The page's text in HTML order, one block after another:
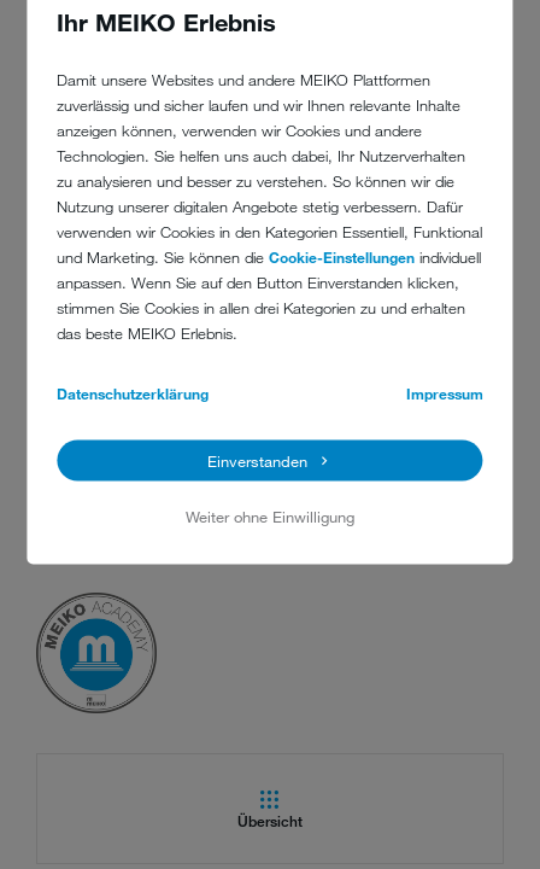
Ihr MEIKO Erlebnis
Damit unsere Websites und andere MEIKO Plattformen
zuverlässig und sicher laufen und wir Ihnen relevante Inhalte
anzeigen können, verwenden wir Cookies und andere
Technologien. Sie helfen uns auch dabei, Ihr Nutzerverhalten
zu analysieren und besser zu verstehen. So können wir die
Nutzung unserer digitalen Angebote stetig verbessern. Dafür
verwenden wir Cookies in den Kategorien Essentiell, Funktional
und Marketing. Sie können dieCookie-Einstellungen individuell
anpassen. Wenn Sie auf den Button Einverstanden klicken,
stimmen Sie Cookies in allen drei Kategorien zu und erhalten
das beste MEIKO Erlebnis.
Datenschutzerklärung Impressum
Einverstanden
Weiter ohne Einwilligung
TEILNAHME JEDERZEIT MÖGLICH
MEIKO-KONTO SCHON VORHANDEN?
Jetzt anmelden
MEIKO-KONTO REGISTRIEREN
Sie haben Fragen oder Bedarf an weiteren Schulungen?
kontaktieren oder schreiben Sie uns eine E-Mail an
Übersicht